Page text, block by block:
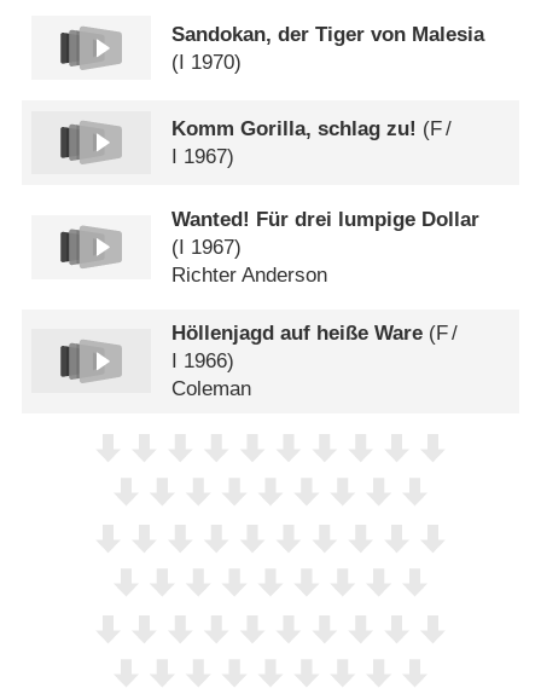
Sandokan, der Tiger von Malesia
(I 1970)
Komm Gorilla, schlag zu! (F/
I 1967)
Wanted! Für drei lumpige Dollar
(I 1967)
Richter Anderson
Höllenjagd auf heiße Ware (F/
1966)
Coleman